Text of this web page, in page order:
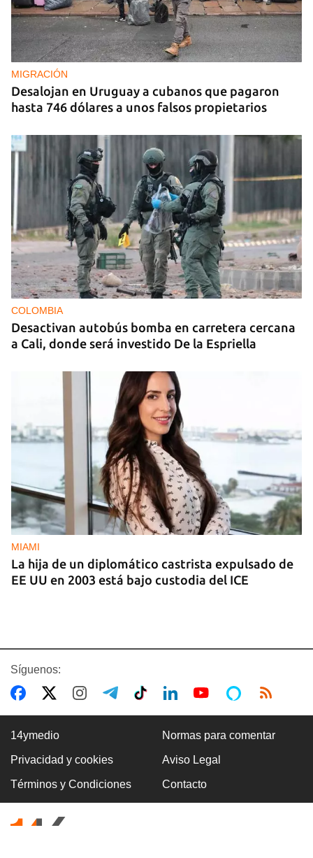
REPRESIÓN
La Seguridad del Estado realiza operativos en el
aniversario del Maleconazo
MIGRACIÓN
Desalojan en Uruguay a cubanos que pagaron
hasta 746 dólares a unos falsos propietarios
COLOMBIA
Desactivan autobús bomba en carretera cercana
a Cali, donde será investido De la Espriella
MIAMI
La hija de un diplomático castrista expulsado de
EE UU en 2003 está bajo custodia del ICE
AMÉRICA
Brasil acusa a EE UU de cancelar la visa a su
embajadora para interferir en las elecciones
Síguenos:
14ymedio Normas para comentar
Privacidad y cookies Aviso Legal
Términos y Condiciones Contacto